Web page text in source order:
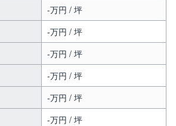
-万円 / 坪
-万円 / 坪
-万円 / 坪
-万円 / 坪
-万円 / 坪
-万円 / 坪